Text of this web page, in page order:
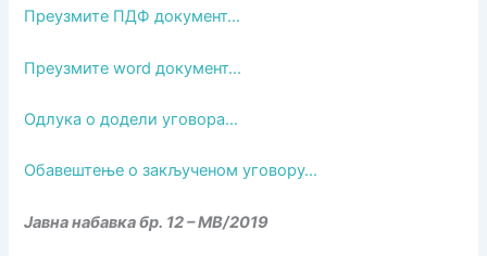
Преузмите ПДФ документ…
Преузмите word документ…
Одлука о додели уговора…
Обавештење о закљученом уговору…
Јавна набавка бр. 12 – МВ/2019